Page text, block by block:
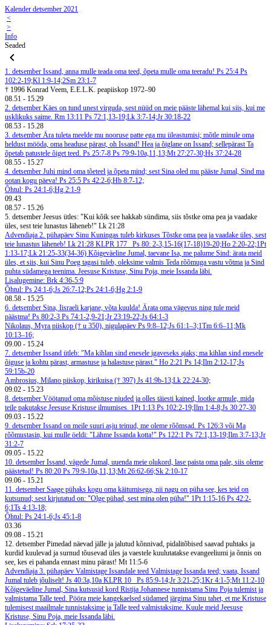
Kalender detsember 2021
<
>
Info
Seaded
1. detsember Issand, anna mulle teada oma teed, õpeta mulle oma teeradu! Ps 25:4 Ps
102:2-19;Kl 1:9-14;2Sm 23:1-7
† 1996 Konrad Veem, E.E.L.K. peapiiskop 1972–90
08.51 - 15.29
2. detsember Käes on tund unest virguda, sest nüüd on meie pääste lähemal kui siis, kui me
usklikuks saime. Rm 13:11 Ps 72:1,13-19;Lk 3:7-14;Jr 30:18-22
08.53 - 15.28
3. detsember Ära tuleta meelde mu nooruse patte ega mu üleastumisi; mõtle minule oma
heldust mööda, oma headuse pärast, oh Issand! Hea ja õiglane on Issand; sellepärast Ta
õpetab patustele õiget teed. Ps 25:7-8 Ps 79:9-10a,11,13;Mt 27:27-30;Hs 37:24-28
08.55 - 15.27
4. detsember Juhi mind oma tõeteel ja õpeta mind; sest Sina oled mu pääste Jumal, Sind ma
ootan kogu päeva! Ps 25:5 Ps 42:2-6;Hb 8:7-12;
Õhtul: Ps 24:1-6;Hg 2:1-9
09.43
08.57 - 15.26
5. detsember Jeesus ütles: "Kui kõik see hakkab sündima, siis tõstke oma pea ja vaadake
üles, sest teie lunastus läheneb!" Lk 21:28
Advendiaja 2. pühapäev Sinu Kuningas tuleb kirkuses Tõstke oma pea ja vaadake üles, sest
teie lunastus läheneb! Lk 21:28 KLPR 177
Ps 80: 2-3,15-16(17-18)19-20;Ho 2:20-22;1Pt
1:13-17;Lk 21:25-33(34-36) Kõigeväeline Jumal, taevane Isa, me palume Sind: ärata meid
üles, et siis, kui Sinu Poeg tagasi tuleb, oleksime valmis Teda rõõmuga vastu võtma ja Sind
puhta südamega teenima. Jeesuse Kristuse, Sinu Poja, meie Issanda läbi.
Lisalugemine: Brk 4:36-5:9
Õhtul: Ps 24:1-6;Js 26:7-12;Ps 24:1-6;Hg 2:1-9
08.58 - 15.25
6. detsember Sina, Iisraeli karjane, võta kuulda! Ärata oma vägevus ning tule meid
päästma! Ps 80:2-3 Ps 74:1-2,9-21;Jr 23:19-22;Js 64:1-3
Nikolaus, Myra piiskop († u 350), nigulapäev Ps 9:8–12;Js 61:1–3;1Tm 6:6–11;Mk
10:13–16;
09.00 - 15.24
7. detsember Issand ütleb: "Ma kihlan sind enesele igaveseks ajaks; ma kihlan sind enesele
õiguse ja kohtu pärast, armastuse ja halastuse pärast." Ho 2:21 Ps 14;Ilm 2:12-17;Js
59:15b-20
Ambrosius, Milano piiskop, kirikuisa († 397) Js 41:9b-13;Lk 22:24-30;
09.02 - 15.23
8. detsember Vöötanud oma mõistuse niuded ja olles täiesti kained, lootke armule, mida
teile pakutakse Jeesuse Kristuse ilmumises. 1Pt 1:13 Ps 102:2-19;Ilm 1:4-8;Js 30:27-30
09.03 - 15.22
9. detsember Issand on meile suuri asju teinud, me oleme rõõmsad. Ps 126:3 või Ma
rõõmustasin, kui mulle öeldi: "Lähme Issanda kotta!" Ps 122:1 Ps 72:1,13-19;Ilm 3:7-13;Jr
31:2-7
09.05 - 15.22
10. detsember Issand, vägede Jumal, uuenda meie olukord, lase paista oma pale, siis oleme
päästetud! Ps 80:20 Ps 79:9-10a,11,13;Mt 26:62-66;Sk 2:10-17
09.06 - 15.21
11. detsember Saage pühaks kogu oma käitumisega, nii nagu on püha see, kes teid on
kutsunud; sest kirjutatud on: "Olge pühad, sest mina olen püha!" 1Pt 1:15-16 Ps 42:2-
6;1Ts 4:13-18;
Õhtul: Ps 24:1-6;Js 45:1-8
03.36
09.08 - 15.21
12. detsember Pimedad näevad jälle ja jalutud kõnnivad, pidalitõbised saavad puhtaks ja
kurdid kuulevad ja surnud tõusevad üles ja vaestele kuulutatakse evangeeliumi ja õnnis on
see, kes ei pahanda ennast minu pärast! Mt 11:5-6
Advendiaja 3. pühapäev Valmistage Issandale teed Valmistage Issanda teed; vaata, Issand
Jumal tuleb jõuliselt! Js 40:3a,10a KLPR 10
Ps 85:9-14;Jr 3:21-25;1Kr 4:1-5;Mt 11:2-10
Kõigeväeline Jumal, Sina kutsusid kord Ristija Johannese tunnistama Sinu Poja tulemist ja
valmistama Talle teed. Pööra meie kangekaelsed südamed järgima Sinu tahet, et me Kristuse
tulemisest maailmale tunnistaksime ja Talle teed valmistaksime. Kuule meid Jeesuse
Kristuse, Sinu Poja, meie Issanda läbi.